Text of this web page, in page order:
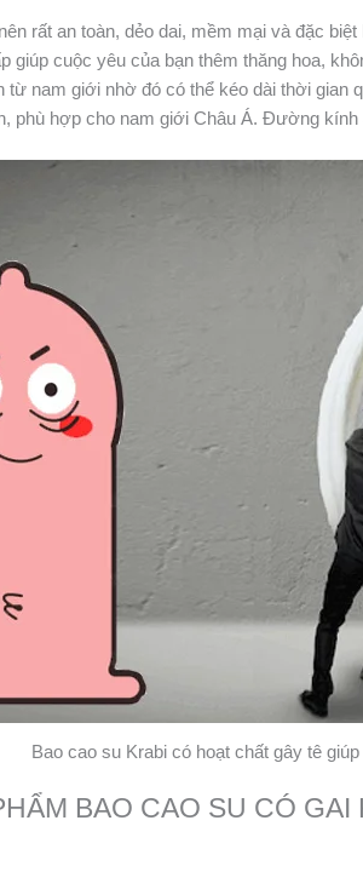
rất an toàn, dẻo dai, mềm mại và đặc
giúp cuộc yêu của bạn thêm thăng hoa,
nam giới nhờ đó có thể kéo dài thời gian
phù hợp cho nam giới Châu Á. Đường
Bao cao su Krabi có hoạt chất gây tê
BAO CAO SU CÓ GAI